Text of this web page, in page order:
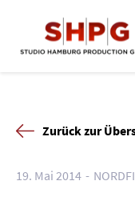
Zurück zur
19. Mai 2014